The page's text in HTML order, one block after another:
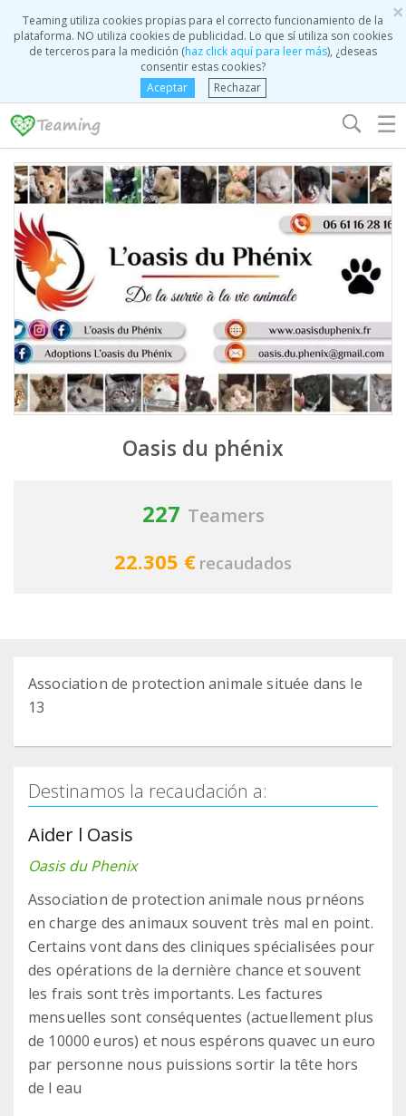
×
Teaming utiliza cookies propias para el correcto funcionamiento de la
plataforma. NO utiliza cookies de publicidad. Lo que sí utiliza son cookies
de terceros para la medición (haz click aquí para leer más), ¿deseas
consentir estas cookies?
Aceptar
Rechazar
☰
Oasis du phénix
227 Teamers
22.305 € recaudados
Association de protection animale située dans le
13
Destinamos la recaudación a:
Aider l Oasis
Oasis du Phenix
Association de protection animale nous prnéons
en charge des animaux souvent très mal en point.
Certains vont dans des cliniques spécialisées pour
des opérations de la dernière chance et souvent
les frais sont très importants. Les factures
mensuelles sont conséquentes (actuellement plus
de 10000 euros) et nous espérons quavec un euro
par personne nous puissions sortir la tête hors
de l eau